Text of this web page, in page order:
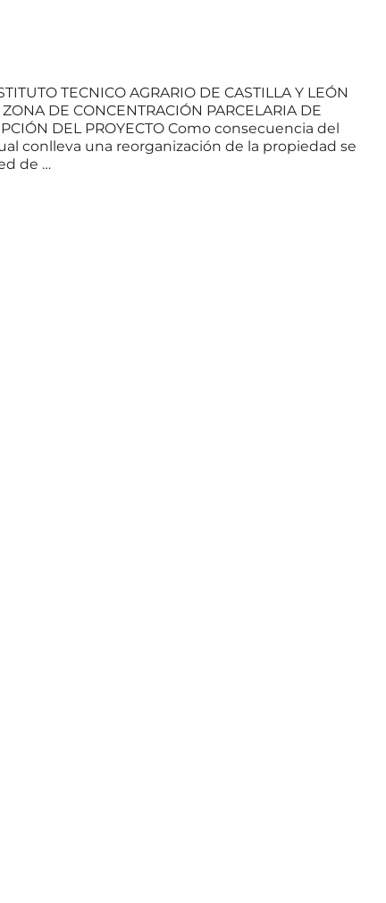
TECNICO AGRARIO DE CASTILLA Y LEÓN
DE CONCENTRACIÓN PARCELARIA DE
DEL PROYECTO Como consecuencia del
conlleva una reorganización de la propiedad se
de …